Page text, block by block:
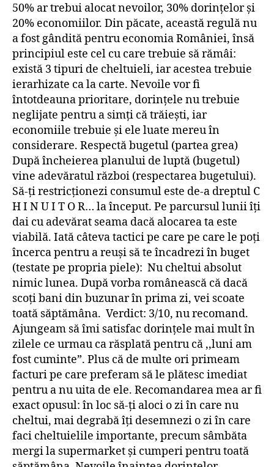
50% ar trebui alocat nevoilor, 30% dorințelor și
20% economiilor. Din păcate, această regulă nu
a fost gândită pentru economia României, însă
principiul este cel cu care trebuie să rămâi:
există 3 tipuri de cheltuieli, iar acestea trebuie
ierarhizate ca la carte. Nevoile vor fi
întotdeauna prioritare, dorințele nu trebuie
neglijate pentru a simți că trăiești, iar
economiile trebuie și ele luate mereu în
considerare. Respectă bugetul (partea grea)
După încheierea planului de luptă (bugetul)
vine adevăratul război (respectarea bugetului).
Să-ți restricționezi consumul este de-a dreptul C
H I N U I T O R… la început. Pe parcursul lunii îți
dai cu adevărat seama dacă alocarea ta este
viabilă. Iată câteva tactici pe care pe care le poți
încerca pentru a reuși să te încadrezi în buget
(testate pe propria piele): Nu cheltui absolut
nimic lunea. După vorba românească că dacă
scoți bani din buzunar în prima zi, vei scoate
toată săptămâna. Verdict: 3/10, nu recomand.
Ajungeam să îmi satisfac dorințele mai mult în
zilele ce urmau ca răsplată pentru că ,,luni am
fost cuminte”. Plus că de multe ori primeam
facturi pe care preferam să le plătesc imediat
pentru a nu uita de ele. Recomandarea mea ar fi
exact opusul: în loc să-ți aloci o zi în care nu
cheltui, mai degrabă îți desemnezi o zi în care
faci cheltuielile importante, precum sâmbăta
mergi la supermarket și cumperi pentru toată